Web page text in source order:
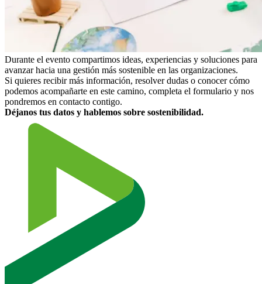
Durante el evento compartimos ideas, experiencias y soluciones para
avanzar hacia una gestión más sostenible en las organizaciones.
Si quieres recibir más información, resolver dudas o conocer cómo
podemos acompañarte en este camino, completa el formulario y nos
pondremos en contacto contigo.
Déjanos tus datos y hablemos sobre sostenibilidad.